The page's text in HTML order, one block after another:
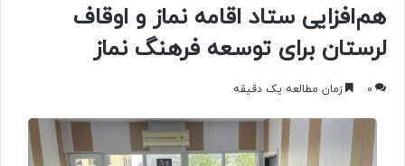
هم‌افزایی ستاد اقامه نماز و اوقاف
لرستان برای توسعه فرهنگ نماز
0 زمان مطالعه یک دقیقه